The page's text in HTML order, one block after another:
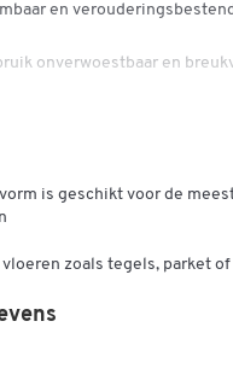
en
onverwoestbaar en
met bepaalde allergieën
is geschikt voor de
vloeren zoals tegels, parket